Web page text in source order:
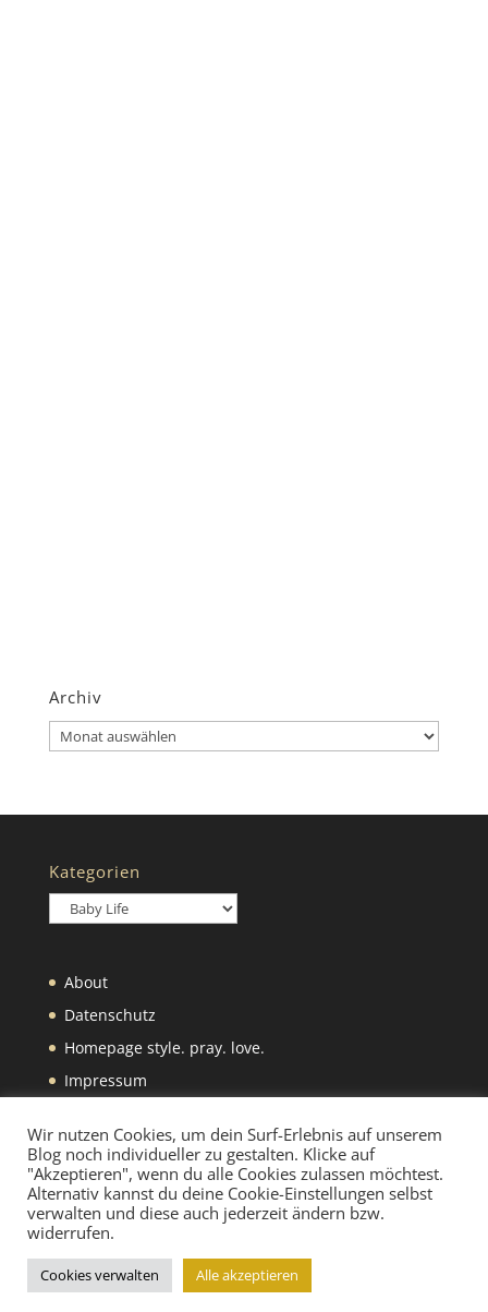
Archiv
Archiv
Kategorien
Kategorien
About
Datenschutz
Homepage style. pray. love.
Impressum
Designed by Elegant Themes| Powered by
WordPress
Wir nutzen Cookies, um dein Surf-Erlebnis auf unserem
Blog noch individueller zu gestalten. Klicke auf
"Akzeptieren", wenn du alle Cookies zulassen möchtest.
Alternativ kannst du deine Cookie-Einstellungen selbst
verwalten und diese auch jederzeit ändern bzw.
widerrufen.
Cookies verwalten Alle akzeptieren